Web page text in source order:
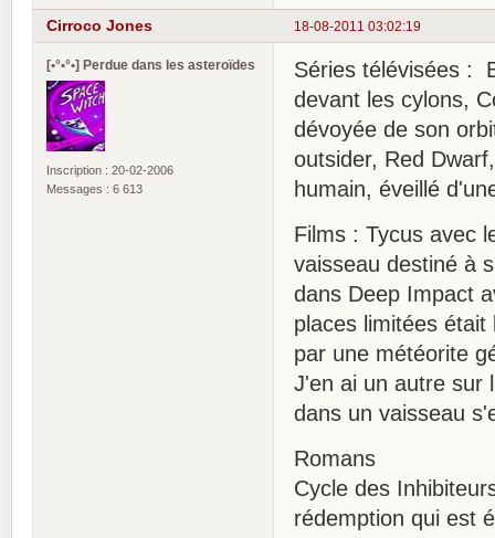
18-08-2011 03:02:19
Cirroco Jones
[•°•°•] Perdue dans les asteroïdes
Inscription : 20-02-2006
Messages : 6 613
Séries télévisées :
devant les cylons,
dévoyée de son
outsider, Red
humain, éveillé
Films : Tycus avec
vaisseau destiné à
dans Deep Impact
places limitées
par une météorite
J'en ai un autre sur
dans un vaisseau
Romans
Cycle des
rédemption qui est